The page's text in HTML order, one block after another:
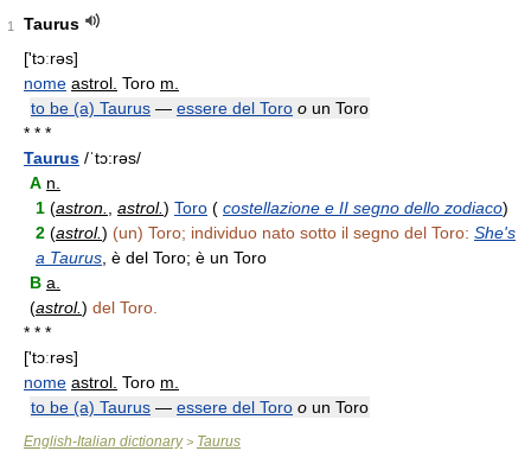
1
Taurus
['tɔːrəs]
nome astrol. Toro m.
to be (a) Taurus — essere del Toro o un Toro
* * *
Taurus /ˈtɔ:rəs/
A n.
1 (astron. astrol.) Toro ( costellazione e II segno dello zodiaco)
2 (astrol.) (un) Toro; individuo nato sotto il segno del Toro: She's
a Taurus , è del Toro; è un Toro
B a.
(astrol.) del Toro.
* * *
['tɔːrəs]
nome astrol. Toro m.
to be (a) Taurus — essere del Toro o un Toro
English-Italian dictionary> Taurus